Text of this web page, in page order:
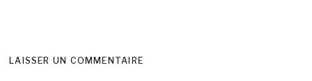
LAISSER UN COMMENTAIRE